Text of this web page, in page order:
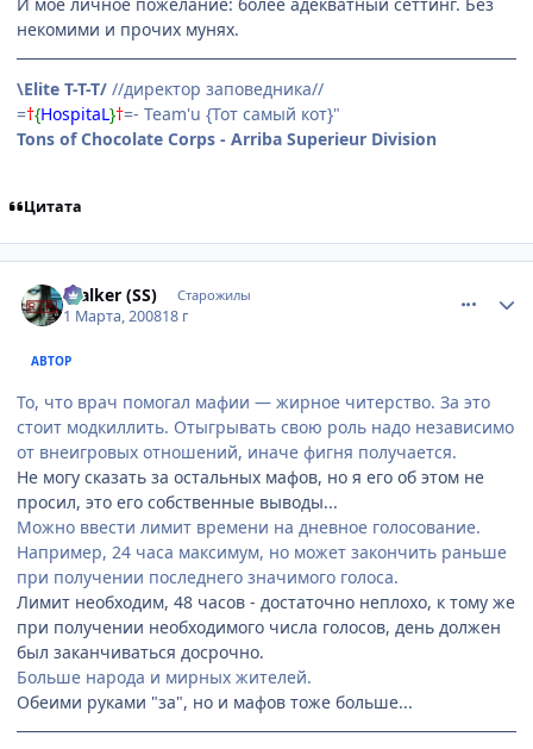
некомими и прочих мунях.
\Elite T-T-T/ //директор заповедника//
=†{HospitaL}†=- Team'u {Тот самый кот}"
Tons of Chocolate Corps - Arriba Superieur Division
Цитата
$talker (SS) Старожилы
1 Марта, 200818 г
АВТОР
То, что врач помогал мафии — жирное читерство. За это
стоит модкиллить. Отыгрывать свою роль надо независимо
от внеигровых отношений, иначе фигня получается.
Не могу сказать за остальных мафов, но я его об этом не
просил, это его собственные выводы...
Можно ввести лимит времени на дневное голосование.
Например, 24 часа максимум, но может закончить раньше
при получении последнего значимого голоса.
Лимит необходим, 48 часов - достаточно неплохо, к тому же
при получении необходимого числа голосов, день должен
был заканчиваться досрочно.
Больше народа и мирных жителей.
Обеими руками "за", но и мафов тоже больше...